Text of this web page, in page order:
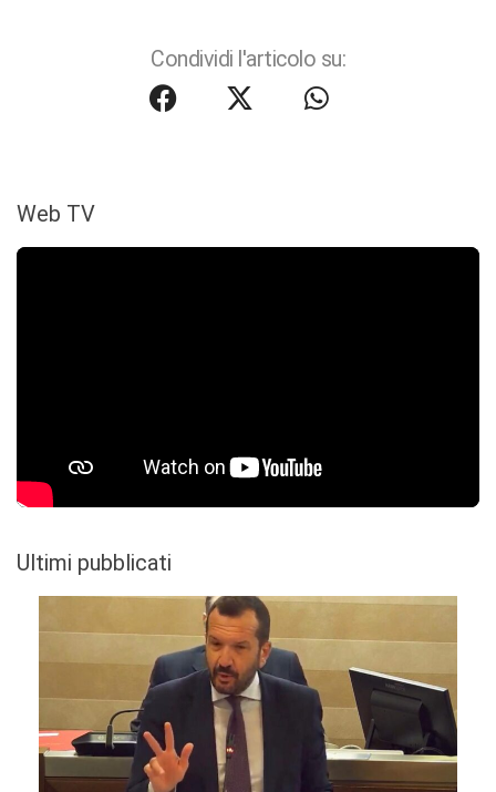
Condividi l'articolo su:
Web TV
Ultimi pubblicati